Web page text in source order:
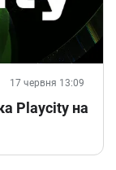
17 червня 13:09
Playcity на